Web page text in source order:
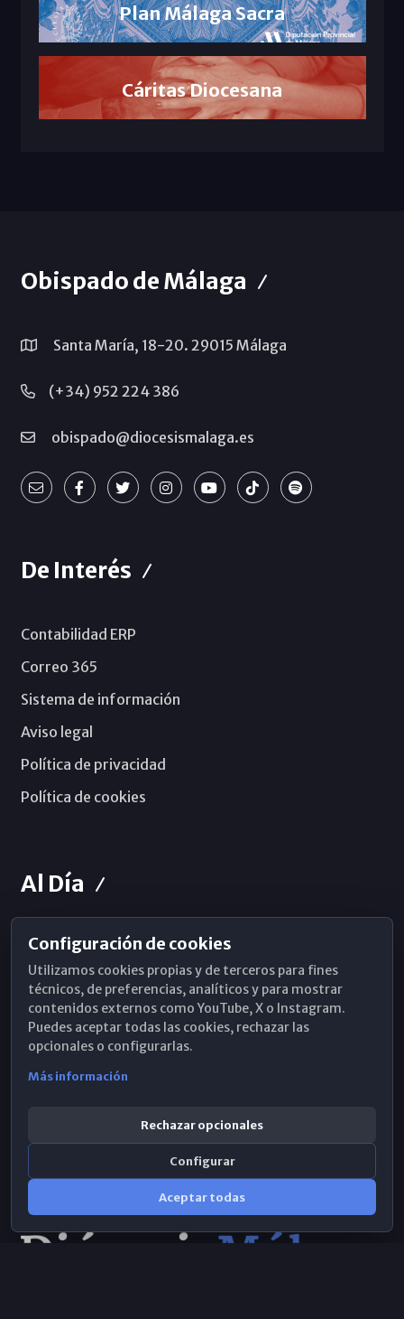
Plan Málaga Sacra
Cáritas Diocesana
Obispado de Málaga
Santa María, 18-20. 29015 Málaga
(+34) 952 224 386
obispado@diocesismalaga.es
De Interés
Contabilidad ERP
Correo 365
Sistema de información
Aviso legal
Política de privacidad
Política de cookies
Al Día
Horarios de Misa
Hemeroteca
WhatsApp
Configuración de cookies
Utilizamos cookies propias y de terceros para fines
técnicos, de preferencias, analíticos y para mostrar
contenidos externos como YouTube, X o Instagram.
Puedes aceptar todas las cookies, rechazar las
opcionales o configurarlas.
Más información
Rechazar opcionales
Configurar
Aceptar todas